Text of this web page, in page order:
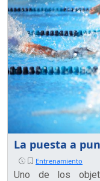
La puesta a
Entrenamiento
Uno de los